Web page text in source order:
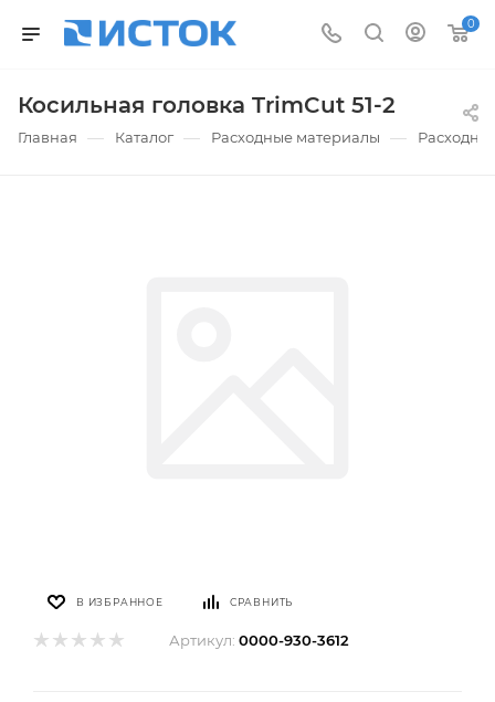
0
Косильная головка TrimCut 51-2
Главная — Каталог — Расходные материалы —
В ИЗБРАННОЕ СРАВНИТЬ
Артикул: 0000-930-3612